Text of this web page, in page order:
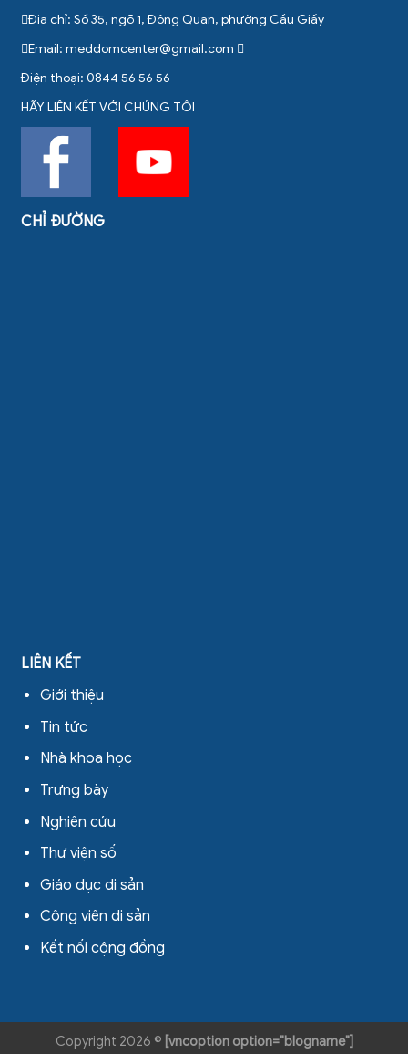
Địa chỉ: Số 35, ngõ 1, Đông Quan, phường Cầu Giấy
Email: meddomcenter@gmail.com
Điện thoại: 0844 56 56 56
HÃY LIÊN KẾT VỚI CHÚNG TÔI
CHỈ ĐƯỜNG
LIÊN KẾT
Giới thiệu
Tin tức
Nhà khoa học
Trưng bày
Nghiên cứu
Thư viện số
Giáo dục di sản
Công viên di sản
Kết nối cộng đồng
Copyright 2026 © [vncoption option="blogname"]